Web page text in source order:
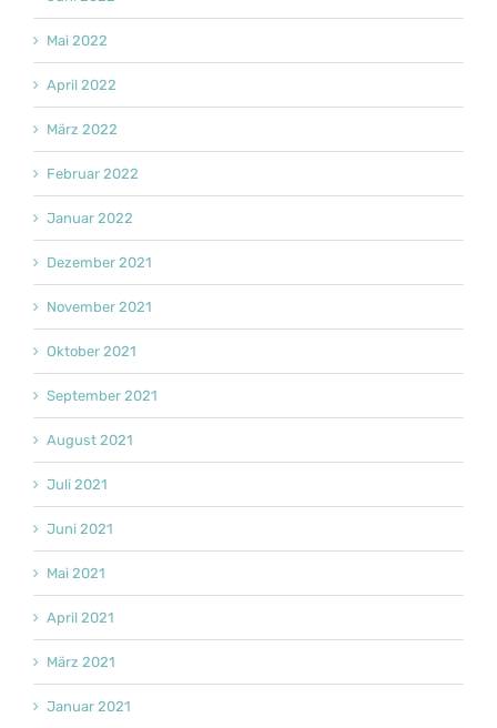
Mai 2022
April 2022
März 2022
Februar 2022
Januar 2022
Dezember 2021
November 2021
Oktober 2021
September 2021
August 2021
Juli 2021
Juni 2021
Mai 2021
April 2021
März 2021
Januar 2021